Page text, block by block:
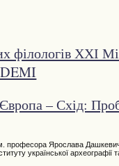
філологів ХХІ
– Схід:
професора Ярослава
української